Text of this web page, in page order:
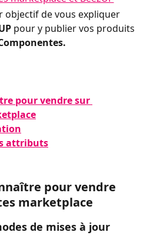
objectif de vous expliquer
pour y publier vos produits
pour vendre sur
attributs
pour vendre
marketplace
de mises à jour